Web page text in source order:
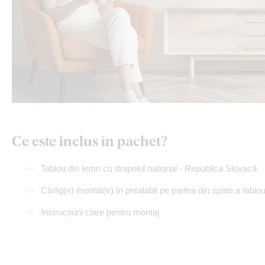
Ce este inclus în pachet?
Tablou din lemn cu drapelul național - Republica Slovacă
Cârlig(e) montat(e) în prealabil pe partea din spate a
Instrucțiuni clare pentru montaj